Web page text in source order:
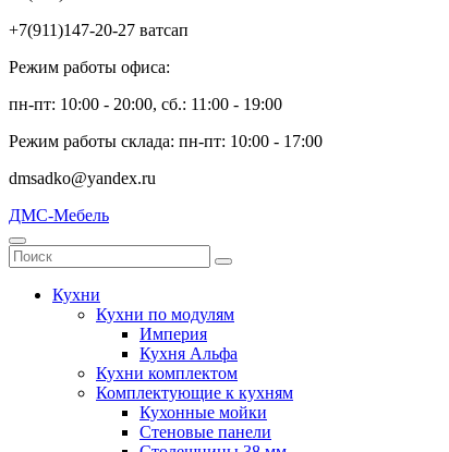
+7(911)147-20-27 ватсап
Режим работы офиса:
пн-пт: 10:00 - 20:00, сб.: 11:00 - 19:00
Режим работы склада: пн-пт: 10:00 - 17:00
dmsadko@yandex.ru
ДМС-Мебель
Кухни
Кухни по модулям
Империя
Кухня Альфа
Кухни комплектом
Комплектующие к кухням
Кухонные мойки
Стеновые панели